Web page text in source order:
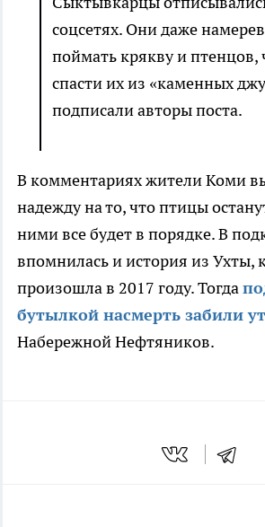
соцсетях. Они даже
поймать крякву и птенцов,
спасти их из «каменных
подписали авторы поста.
В комментариях жители Коми
надежду на то, что птицы
ними все будет в порядке. В
впомнилась и история из Ухты,
произошла в 2017 году. Тогда
бутылкой насмерть забили
Набережной Нефтяников.